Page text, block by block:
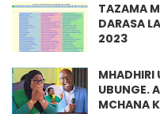
TAZAMA
DARASA
2023
MHADHIRI
UBUNGE.
MCHANA